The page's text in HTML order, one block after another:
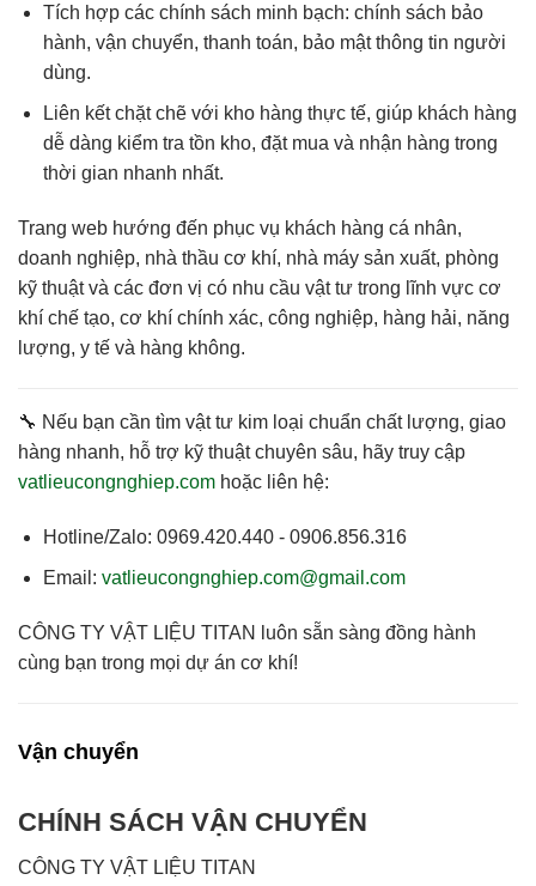
Tích hợp các chính sách minh bạch: chính sách bảo
hành, vận chuyển, thanh toán, bảo mật thông tin người
dùng.
Liên kết chặt chẽ với kho hàng thực tế, giúp khách hàng
dễ dàng kiểm tra tồn kho, đặt mua và nhận hàng trong
thời gian nhanh nhất.
Trang web hướng đến phục vụ khách hàng cá nhân,
doanh nghiệp, nhà thầu cơ khí, nhà máy sản xuất, phòng
kỹ thuật và các đơn vị có nhu cầu vật tư trong lĩnh vực cơ
khí chế tạo, cơ khí chính xác, công nghiệp, hàng hải, năng
lượng, y tế và hàng không.
🔧 Nếu bạn cần tìm vật tư kim loại chuẩn chất lượng, giao
hàng nhanh, hỗ trợ kỹ thuật chuyên sâu, hãy truy cập
vatlieucongnghiep.com hoặc liên hệ:
Hotline/Zalo: 0969.420.440 - 0906.856.316
Email: vatlieucongnghiep.com@gmail.com
CÔNG TY VẬT LIỆU TITAN
luôn sẵn sàng đồng hành
cùng bạn trong mọi dự án cơ khí!
Vận chuyển
CHÍNH SÁCH VẬN CHUYỂN
CÔNG TY VẬT LIỆU TITAN